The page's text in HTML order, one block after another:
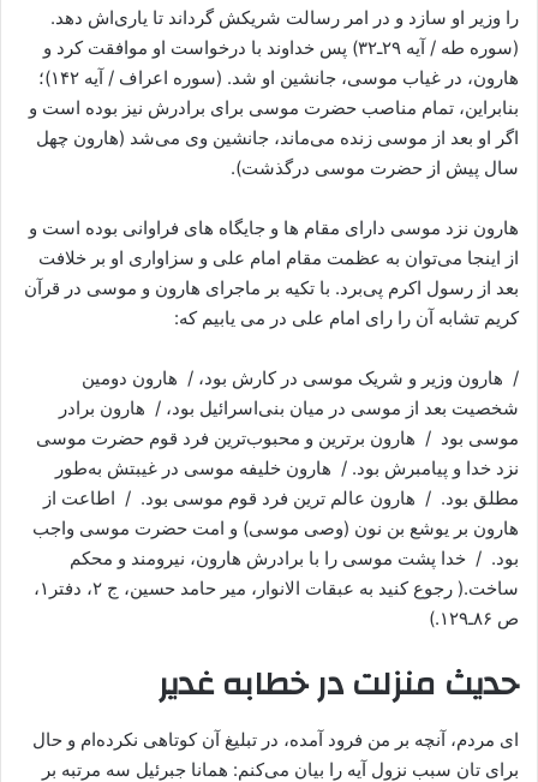
را وزیر او سازد و در امر رسالت شریکش گرداند تا یاری‌اش دهد.
(سوره طه / آیه ۲۹ـ۳۲) پس خداوند با درخواست او موافقت کرد و
هارون، در غیاب موسى، جانشین او شد. (سوره اعراف / آیه ۱۴۲)؛
بنابراین، تمام مناصب حضرت موسى براى برادرش نیز بوده است و
اگر او بعد از موسى زنده می‌ماند، جانشین وى می‌شد (هارون چهل
سال پیش از حضرت موسى درگذشت).
هارون نزد موسى داراى مقام ها و جایگاه هاى فراوانی بوده است و
از اینجا می‌توان به عظمت مقام امام على و سزاوارى او بر خلافت
بعد از رسول ‌اکرم پی‌برد. با تکیه بر ماجرای هارون و موسى در قرآن
کریم تشابه آن را رای امام علی در می یابیم که:
/ هارون وزیر و شریک موسى در کارش بود، / هارون دومین
شخصیت بعد از موسى در میان بنی‌اسرائیل بود، / هارون برادر
موسى بود / هارون برترین و محبوب‌ترین فرد قوم حضرت موسى
نزد خدا و پیامبرش بود. / هارون خلیفه موسى در غیبتش به‌طور
مطلق بود. / هارون عالم ترین فرد قوم موسى بود. / اطاعت از
هارون بر یوشع‌ بن نون (وصى موسى) و امت حضرت موسى واجب
بود. / خدا پشت موسى را با برادرش هارون، نیرومند و محکم
ساخت.( رجوع کنید به عبقات الانوار، میر حامد حسین، ج ۲، دفتر۱،
ص ۸۶ـ۱۲۹.)
حدیث منزلت در خطابه غدیر
ای مردم، آنچه بر من فرود آمده، در تبلیغ آن کوتاهی نکرده‌ام و حال
برای تان سبب نزول آیه را بیان می‌کنم: همانا جبرئیل سه مرتبه بر